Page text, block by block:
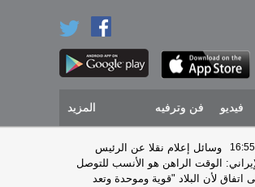
فيديو فن وترفيه المزيد
16:55
وسائل إعلام نقلا عن الرئيس
الوقت الراهن هو الأنسب للتوصل
اتفاق لأن البلاد "قوية وموحدة وتعد